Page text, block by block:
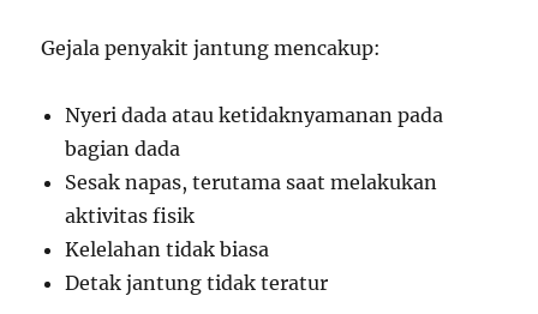
Gejala penyakit jantung mencakup:
Nyeri dada atau ketidaknyamanan pada
bagian dada
Sesak napas, terutama saat melakukan
aktivitas fisik
Kelelahan tidak biasa
Detak jantung tidak teratur